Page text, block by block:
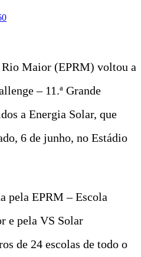
0
Maior (EPRM) voltou a
– 11.ª Grande
a Energia Solar, que
6 de junho, no Estádio
pela EPRM – Escola
e pela VS Solar
de 24 escolas de todo o